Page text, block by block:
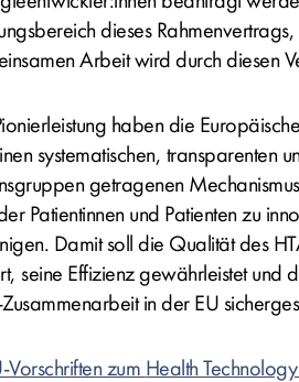
dieses
Arbeit wird durch diesen
haben die
systematischen, transparenten
getragenen
Patientinnen und Patienten zu
Damit soll die Qualität des
seine Effizienz gewährleistet und
in der EU
Vorschriften zum Health